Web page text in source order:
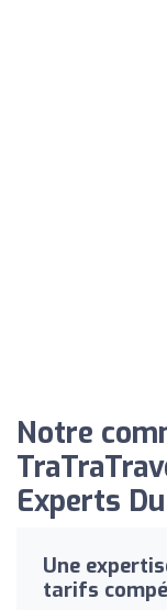
Notre
Experts
Une
tarifs